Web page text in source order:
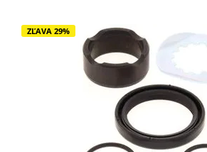
ZĽAVA 29%